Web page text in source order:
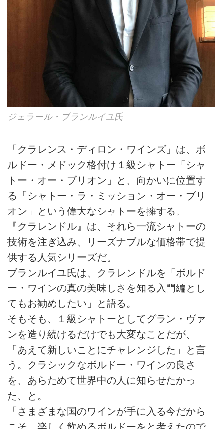
ジェラール・ブランルイユ氏
「クラレンス・ディロン・ワインズ」は、ボ
ルドー・メドック格付け１級シャトー「シャ
トー・オー・ブリオン」と、向かいに位置す
る「シャトー・ラ・ミッション・オー・ブリ
オン」という偉大なシャトーを擁する。
『クラレンドル』は、それら一流シャトーの
技術を注ぎ込み、リーズナブルな価格帯で提
供する人気シリーズだ。
ブランルイユ氏は、クラレンドルを「ボルド
ー・ワインの真の美味しさを知る入門編とし
てもお勧めしたい」と語る。
そもそも、１級シャトーとしてグラン・ヴァ
ンを造り続けるだけでも大変なことだが、
「あえて新しいことにチャレンジした」と言
う。クラシックなボルドー・ワインの良さ
を、あらためて世界中の人に知らせたかっ
た、と。
「さまざまな国のワインが手に入る今だから
こそ、楽しく飲めるボルドーをと考えたので